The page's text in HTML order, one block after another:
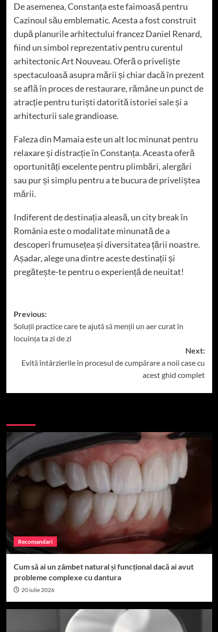
De asemenea, Constanța este faimoasă pentru
Cazinoul său emblematic. Acesta a fost construit
după planurile arhitectului francez Daniel Renard,
fiind un simbol reprezentativ pentru curentul
arhitectonic Art Nouveau. Oferă o priveliște
spectaculoasă asupra mării și chiar dacă în prezent
se află în proces de restaurare, rămâne un punct de
atracție pentru turiști datorită istoriei sale și a
arhitecturii sale grandioase.
Faleza din Mamaia este un alt loc minunat pentru
relaxare și distracție în Constanța. Aceasta oferă
oportunități excelente pentru plimbări, alergări
sau pur și simplu pentru a te bucura de priveliștea
mării.
Indiferent de destinația aleasă, un city break în
România este o modalitate minunată de a
descoperi frumusețea și diversitatea țării noastre.
Așadar, alege una dintre aceste destinații și
pregătește-te pentru o experiență de neuitat!
Post
navigation
Previous:
Soluții practice care te ajută să menții un aer curat în
locuința ta zi de zi
Next:
Evită întârzierile în procesul de cumpărare a noii case cu
acest ghid complet
Recomandari
Cum să ai un zâmbet natural și funcțional dacă ai avut
probleme complexe cu dantura
20 iulie 2026